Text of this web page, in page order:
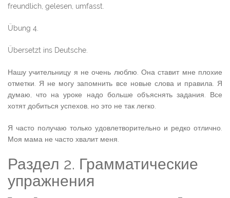
freundlich, gelesen, umfasst.
Übung 4.
Übersetzt ins Deutsche.
Нашу учительницу я не очень люблю. Она ставит мне плохие
отметки. Я не могу запомнить все новые слова и правила. Я
думаю, что на уроке надо больше объяснять задания. Все
хотят добиться успехов, но это не так легко.
Я часто получаю только удовлетворительно и редко отлично.
Моя мама не часто хвалит меня.
Раздел 2. Грамматические
упражнения